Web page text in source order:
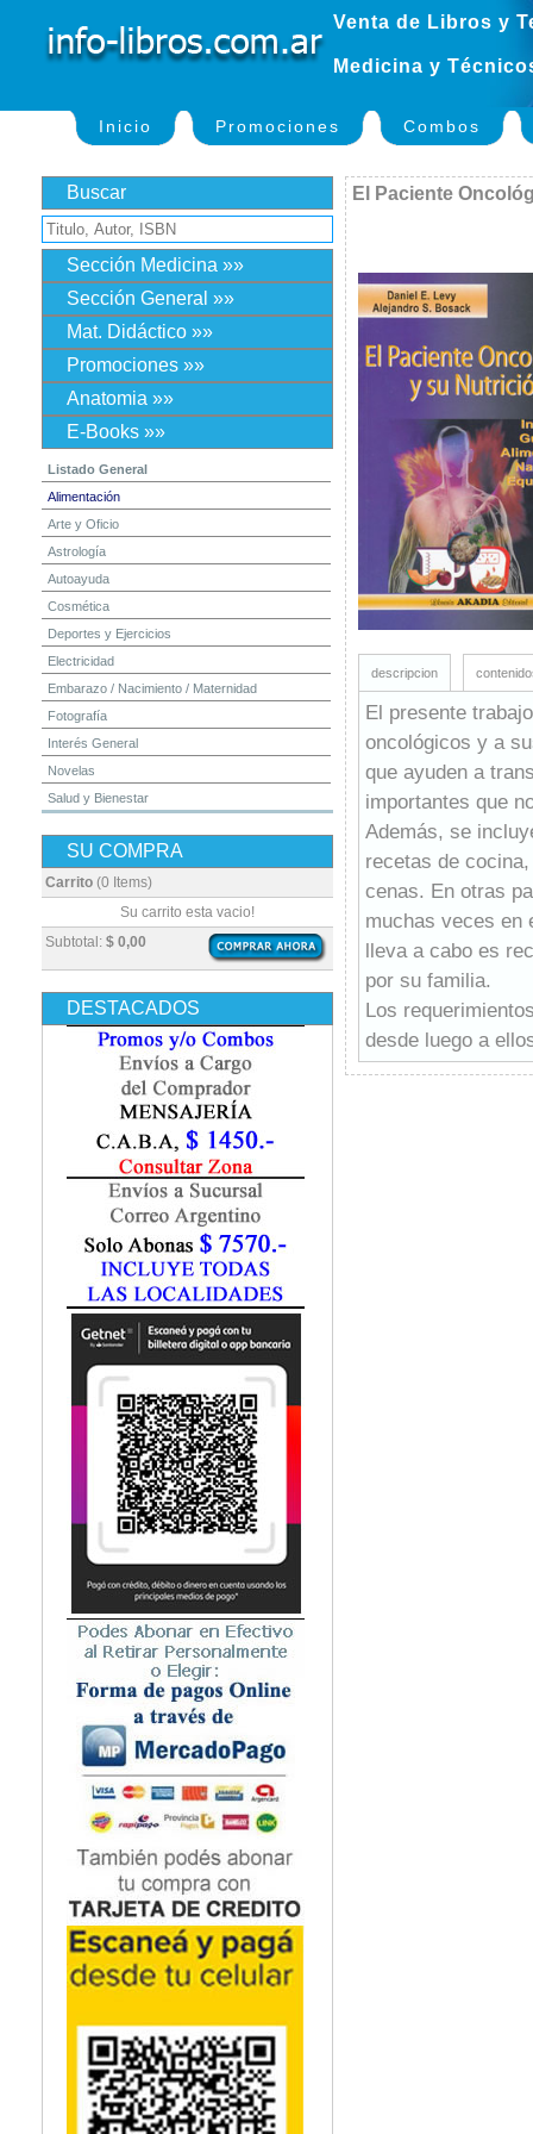
Venta de Libros y
Medicina y
Inicio Promociones Combos
Buscar
Sección Medicina »»
Sección General »»
Mat. Didáctico »»
Promociones »»
Anatomia »»
E-Books »»
Listado General
Alimentación
Arte y Oficio
Astrología
Autoayuda
Cosmética
Deportes y Ejercicios
Electricidad
Embarazo / Nacimiento / Maternidad
Fotografía
Interés General
Novelas
Salud y Bienestar
SU COMPRA
Carrito (0 Items)
Subtotal: $ 0,00
Su carrito esta vacio!
DESTACADOS
El Paciente
descripcion
El presente
oncológicos y a
que ayuden a
importantes que
Además, se
recetas de
cenas. En otras
muchas veces en
lleva a cabo es
por su familia.
Los
desde luego a